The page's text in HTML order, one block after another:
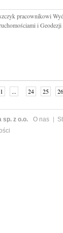
pracownikowi
i Geodezji
1 ... 24 25 26
sp. z o.o. O nas